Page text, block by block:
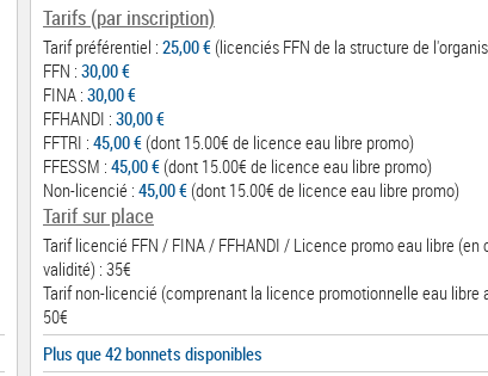
Tarifs (par inscription)
Tarif préférentiel : 25,00 € (licenciés FFN de la structure de
FFN : 30,00 €
FINA : 30,00 €
FFHANDI : 30,00 €
FFTRI : 45,00 € (dont 15.00€ de licence eau libre promo)
FFESSM : 45,00 € (dont 15.00€ de licence eau libre promo)
Non-licencié : 45,00 € (dont 15.00€ de licence eau libre promo)
Tarif sur place
Tarif licencié FFN / FINA / FFHANDI / Licence promo eau libre (en
validité) : 35€
Tarif non-licencié (comprenant la licence promotionnelle eau libre
50€
Plus que 42 bonnets disponibles